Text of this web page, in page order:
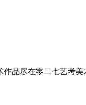
品尽在零二七艺考美